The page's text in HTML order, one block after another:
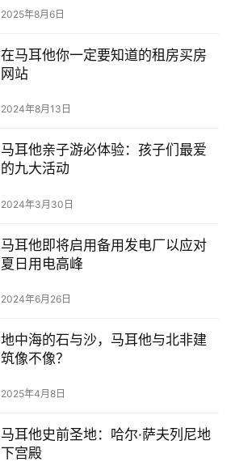
2025年8月6日
在马耳他你一定要知道的租房买房
网站
2024年8月13日
马耳他亲子游必体验：孩子们最爱
的九大活动
2024年3月30日
马耳他即将启用备用发电厂以应对
夏日用电高峰
2024年6月26日
地中海的石与沙，马耳他与北非建
筑像不像？
2025年4月8日
马耳他史前圣地：哈尔·萨夫列尼地
下宫殿